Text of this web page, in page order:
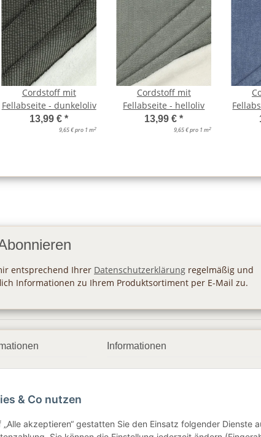
Cordstoff mit
Fellabseite - dunkeloliv
13,99 €*
9,65 € pro 1 m2
Cordstoff mit
Fellabseite - helloliv
13,99 €*
9,65 € pro 1 m2
entsprechend Ihrer Datenschutzerklärung regelmäßig und
Informationen zu Ihrem Produktsortiment per E-Mail zu.
Informationen
Newsletter
& Co nutzen
„Alle akzeptieren“ gestatten Sie den Einsatz folgender Dienste